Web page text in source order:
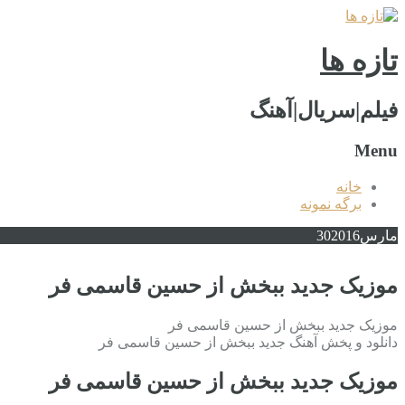
تازه ها
فیلم|سریال|آهنگ
Menu
خانه
برگه نمونه
مارس 302016
موزیک جدید ببخش از حسین قاسمی فر
موزیک جدید ببخش از حسین قاسمی فر
دانلود و پخش آهنگ جدید ببخش از حسین قاسمی فر
موزیک جدید ببخش از حسین قاسمی فر